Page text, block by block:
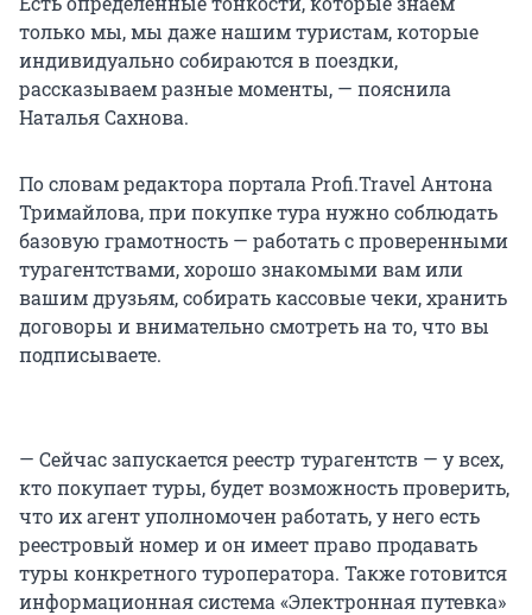
только мы, мы даже нашим туристам, которые
индивидуально собираются в поездки,
рассказываем разные моменты, — пояснила
Наталья Сахнова.
По словам редактора портала Profi.Travel Антона
Тримайлова, при покупке тура нужно соблюдать
базовую грамотность — работать с проверенными
турагентствами, хорошо знакомыми вам или
вашим друзьям, собирать кассовые чеки, хранить
договоры и внимательно смотреть на то, что вы
подписываете.
— Сейчас запускается реестр турагентств — у всех,
кто покупает туры, будет возможность проверить,
что их агент уполномочен работать, у него есть
реестровый номер и он имеет право продавать
туры конкретного туроператора. Также готовится
информационная система «Электронная путевка»